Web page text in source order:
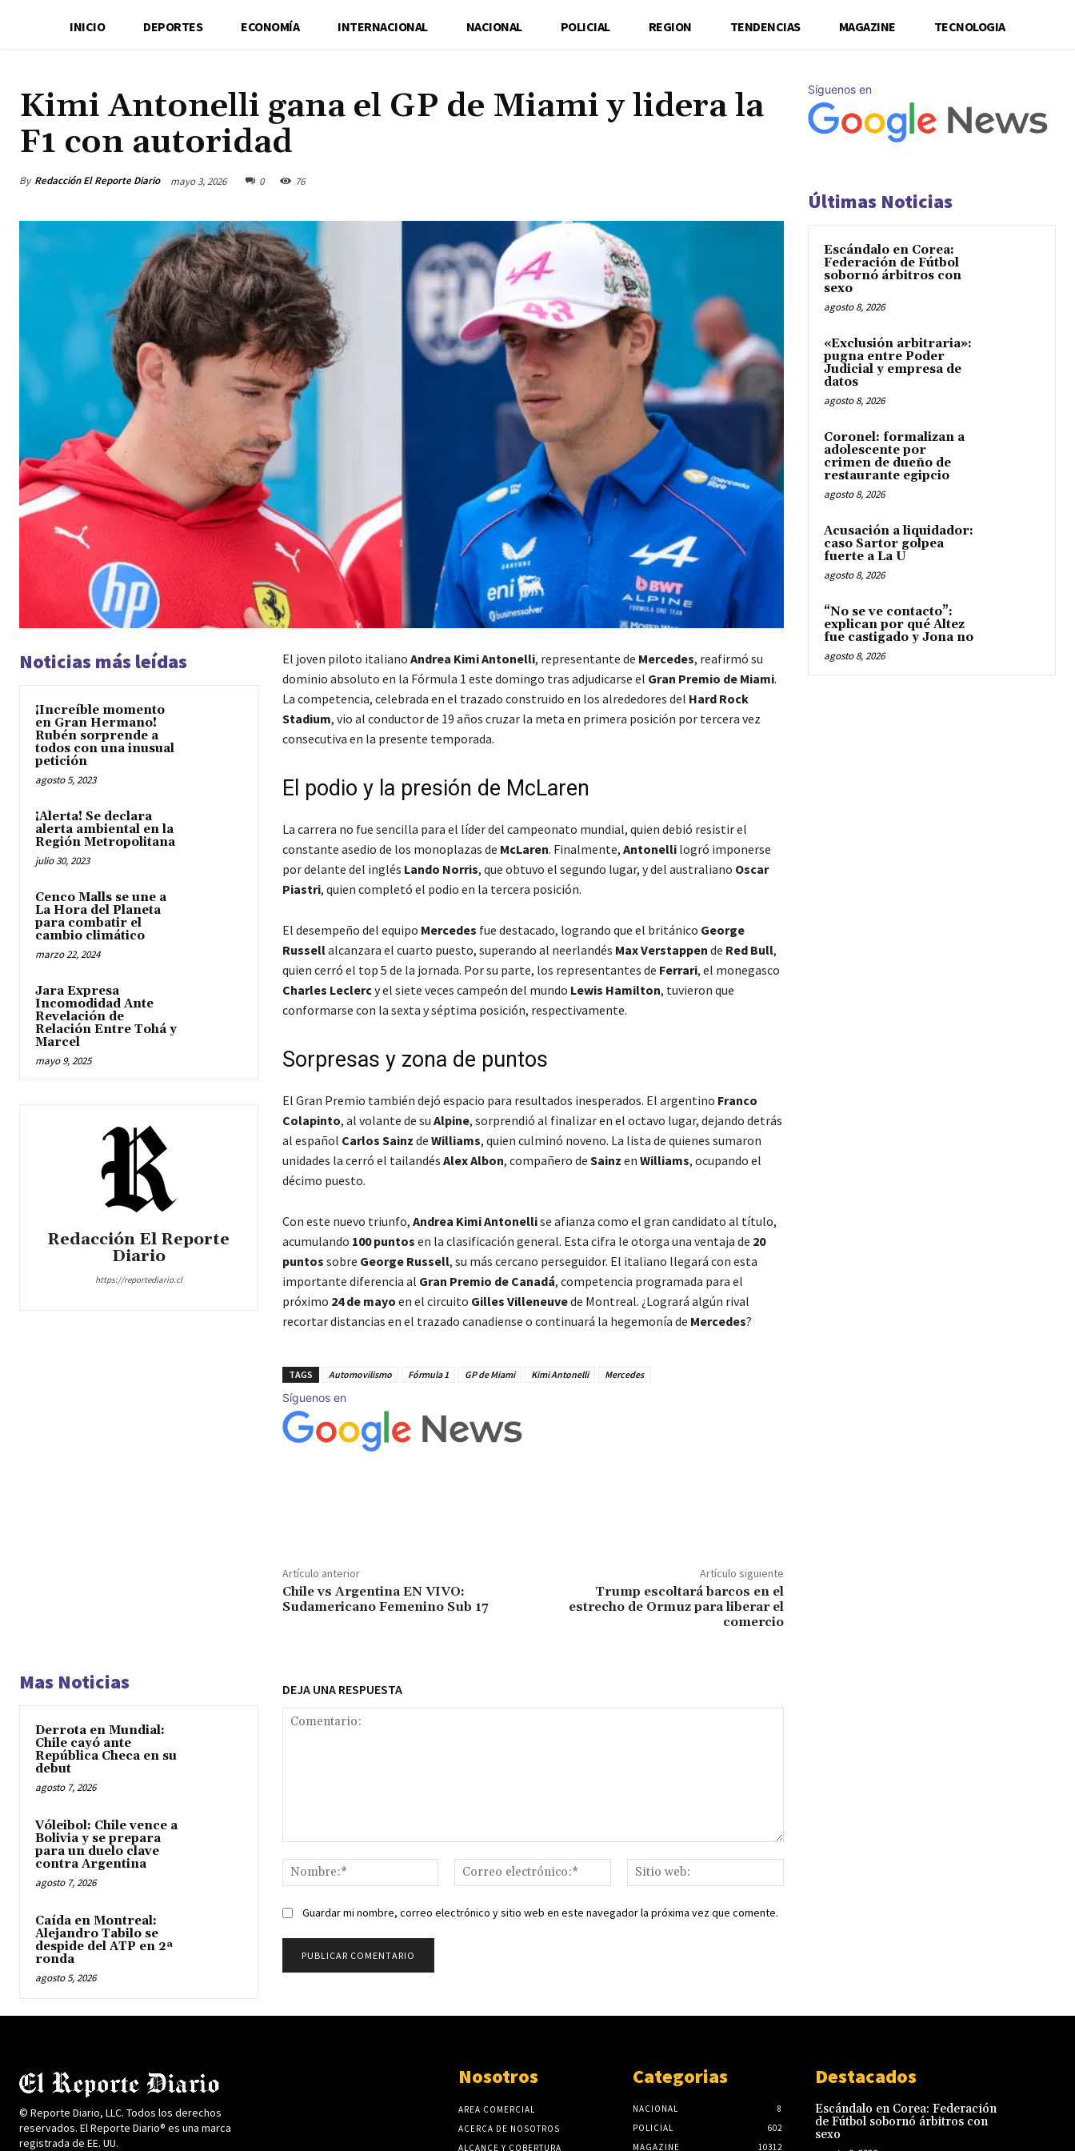
INICIO DEPORTES ECONOMÍA INTERNACIONAL NACIONAL POLICIAL REGION TENDENCIAS MAGAZINE TECNOLOGIA
Kimi Antonelli gana el GP de Miami y lidera la
F1 con autoridad
By Redacción El Reporte Diario mayo 3, 2026 0 76
Noticias más leídas
¡Increíble momento
en Gran Hermano!
Rubén sorprende a
todos con una inusual
petición
agosto 5, 2023
¡Alerta! Se declara
alerta ambiental en la
Región Metropolitana
julio 30, 2023
Cenco Malls se une a
La Hora del Planeta
para combatir el
cambio climático
marzo 22, 2024
Jara Expresa
Incomodidad Ante
Revelación de
Relación Entre Tohá y
Marcel
mayo 9, 2025
Redacción El Reporte
Diario
https://reportediario.cl
El joven piloto italiano Andrea Kimi Antonelli, representante de Mercedes, reafirmó su
dominio absoluto en la Fórmula 1 este domingo tras adjudicarse el Gran Premio de Miami.
La competencia, celebrada en el trazado construido en los alrededores del Hard Rock
Stadium, vio al conductor de 19 años cruzar la meta en primera posición por tercera vez
consecutiva en la presente temporada.
El podio y la presión de McLaren
La carrera no fue sencilla para el líder del campeonato mundial, quien debió resistir el
constante asedio de los monoplazas de McLaren. Finalmente, Antonellilogró imponerse
por delante del inglés Lando Norris, que obtuvo el segundo lugar, y del australiano Oscar
Piastri, quien completó el podio en la tercera posición.
El desempeño del equipo Mercedes fue destacado, logrando que el británico George
Russellalcanzara el cuarto puesto, superando al neerlandés Max Verstappen de Red Bull,
quien cerró el top 5 de la jornada. Por su parte, los representantes de Ferrari, el monegasco
Charles Leclercy el siete veces campeón del mundo Lewis Hamilton, tuvieron que
conformarse con la sexta y séptima posición, respectivamente.
Sorpresas y zona de puntos
El Gran Premio también dejó espacio para resultados inesperados. El argentino Franco
Colapinto, al volante de su Alpine, sorprendió al finalizar en el octavo lugar, dejando detrás
al español Carlos Sainz de Williams, quien culminó noveno. La lista de quienes sumaron
unidades la cerró el tailandés Alex Albon, compañero de Sainz en Williams, ocupando el
décimo puesto.
Con este nuevo triunfo, Andrea Kimi Antonellise afianza como el gran candidato al título,
acumulando 100 puntos en la clasificación general. Esta cifra le otorga una ventaja de 20
puntos sobre George Russell, su más cercano perseguidor. El italiano llegará con esta
importante diferencia al Gran Premio de Canadá, competencia programada para el
próximo 24 de mayo en el circuito Gilles Villeneuvede Montreal. ¿Logrará algún rival
recortar distancias en el trazado canadiense o continuará la hegemonía de Mercedes?
TAGS Automovilismo Fórmula 1 GP de Miami Kimi Antonelli Mercedes
Síguenos en
Artículo anterior
Chile vs Argentina EN VIVO:
Sudamericano Femenino Sub 17
Artículo siguiente
Trump escoltará barcos en el
estrecho de Ormuz para liberar el
comercio
Mas Noticias
Derrota en Mundial:
Chile cayó ante
República Checa en su
debut
agosto 7, 2026
Vóleibol: Chile vence a
Bolivia y se prepara
para un duelo clave
contra Argentina
agosto 7, 2026
Caída en Montreal:
Alejandro Tabilo se
despide del ATP en 2ª
ronda
agosto 5, 2026
DEJA UNA RESPUESTA
Nombre:*
Correo
electrónico:*
web:
Guardar mi nombre, correo electrónico y sitio web en este navegador la próxima vez que comente.
Síguenos en
Últimas Noticias
Escándalo en Corea:
Federación de Fútbol
sobornó árbitros con
sexo
agosto 8, 2026
«Exclusión arbitraria»:
pugna entre Poder
Judicial y empresa de
datos
agosto 8, 2026
Coronel: formalizan a
adolescente por
crimen de dueño de
restaurante egipcio
agosto 8, 2026
Acusación a liquidador:
caso Sartor golpea
fuerte a La U
agosto 8, 2026
“No se ve contacto”:
explican por qué Altez
fue castigado y Jona no
agosto 8, 2026
© Reporte Diario, LLC. Todos los derechos
reservados. El Reporte Diario® es una marca
registrada de EE. UU.
Nosotros
AREA COMERCIAL
ACERCA DE NOSOTROS
ALCANCE Y COBERTURA
Categorias
NACIONAL
8
POLICIAL
602
MAGAZINE
10312
Destacados
Escándalo en Corea: Federación
de Fútbol sobornó árbitros con
sexo